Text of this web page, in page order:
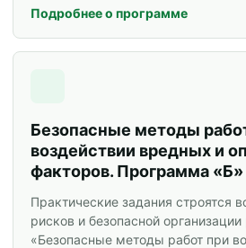
Подробнее о программе
Безопасные методы
воздействии вредных и
факторов. Программа «Б»
Практические задания строятся
рисков и безопасной
«Безопасные методы работ при